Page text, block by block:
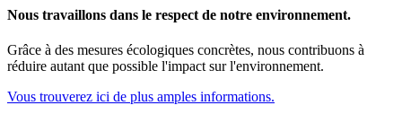
Nous travaillons dans le respect de notre environnement.
Grâce à des mesures écologiques concrètes, nous contribuons à
réduire autant que possible l'impact sur l'environnement.
Vous trouverez ici de plus amples informations.